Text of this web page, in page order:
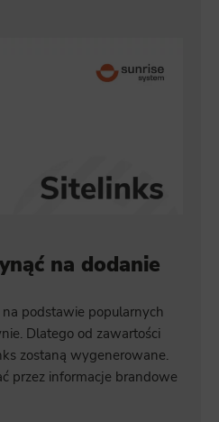
na dodanie
podstawie popularnych
Dlatego od zawartości
zostaną wygenerowane.
przez informacje brandowe